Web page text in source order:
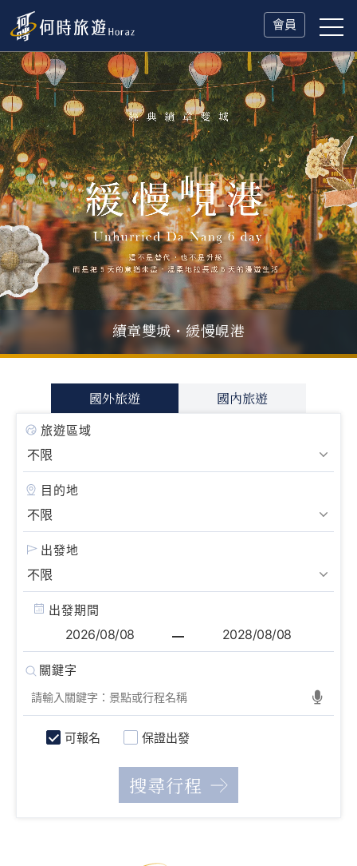
會員
父親節．限時特別企劃
一人旅行Solo Travel
山海雙享・北海道
冬日慢旅・奧捷德續章雙城・緩慢峴港
國外旅遊 國內旅遊
旅遊區域
目的地
出發地
出發期間
可報名 保證出發